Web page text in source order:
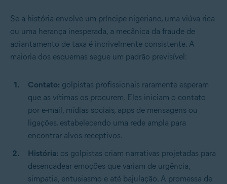
Se a história envolve um príncipe nigeriano, uma viúva rica
ou uma herança inesperada, a mecânica da fraude de
adiantamento de taxa é incrivelmente consistente. A
maioria dos esquemas segue um padrão previsível:
Contato: golpistas profissionais raramente esperam
que as vítimas os procurem. Eles iniciam o contato
por e-mail, mídias sociais, apps de mensagens ou
ligações, estabelecendo uma rede ampla para
encontrar alvos receptivos.
História: os golpistas criam narrativas projetadas para
desencadear emoções que variam de urgência,
simpatia, entusiasmo e até bajulação. A promessa de